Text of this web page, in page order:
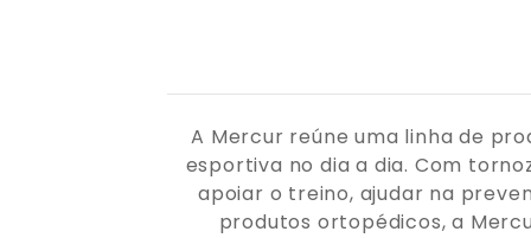
A Mercur reúne uma linha de
esportiva no dia a dia. Com
apoiar o treino, ajudar na
produtos ortopédicos, a